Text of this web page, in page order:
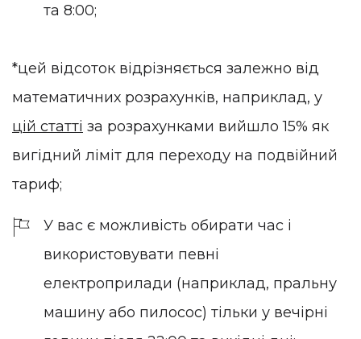
та 8:00;
*цей відсоток відрізняється залежно від
математичних розрахунків, наприклад, у
цій статті за розрахунками вийшло 15% як
вигідний ліміт для переходу на подвійний
тариф;
У вас є можливість обирати час і
використовувати певні
електроприлади (наприклад, пральну
машину або пилосос) тільки у вечірні